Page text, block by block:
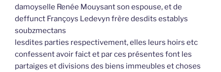
damoyselle Renée Mouysant son espouse, et de
deffunct Françoys Ledevyn frère desdits establys
soubzmectans
lesdites parties respectivement, elles leurs hoirs etc
confessent avoir faict et par ces présentes font les
partaiges et divisions des biens immeubles et choses